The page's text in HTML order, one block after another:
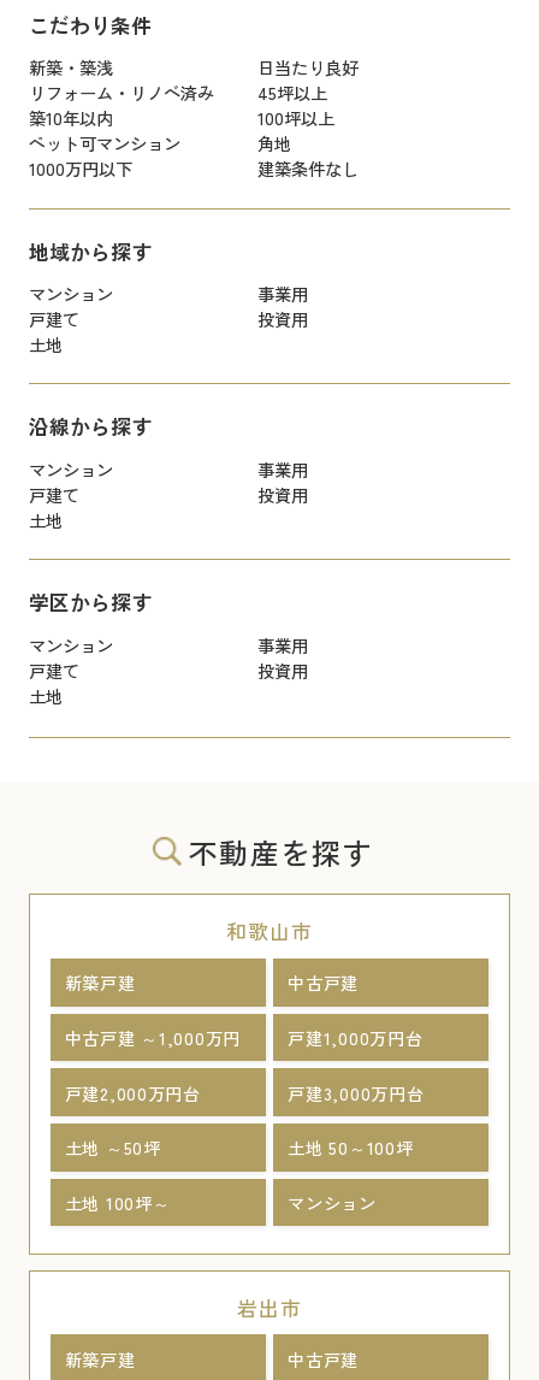
こだわり条件
新築・築浅
日当たり良好
リフォーム・リノベ済み
45坪以上
築10年以内
100坪以上
ペット可マンション
角地
1000万円以下
建築条件なし
地域から探す
マンション
事業用
戸建て
投資用
土地
沿線から探す
マンション
事業用
戸建て
投資用
土地
学区から探す
マンション
事業用
戸建て
投資用
土地
不動産を探す
和歌山市
新築戸建 中古戸建
中古戸建 ～1,000万円 戸建1,000万円台
戸建2,000万円台 戸建3,000万円台
土地 ～50坪 土地 50～100坪
土地 100坪～ マンション
岩出市
新築戸建 中古戸建